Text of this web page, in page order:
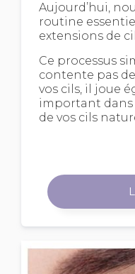
Aujourd’hui,
routine
extensions de
Ce processus
contente pas
vos cils, il joue
important dans
de vos cils